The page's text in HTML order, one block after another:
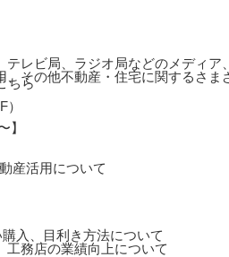
レビ局、ラジオ局などのメディ
その他不動産・住宅に関するさま
】
産活用について
入、目利き方法について
工務店の業績向上について